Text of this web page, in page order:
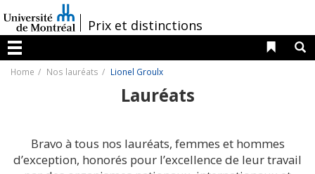
au
contenu
/Prix et distinctions
Menu
Liens
Home Nos lauréats Lionel Groulx
Lauréats
Bravo à tous nos lauréats, femmes et hommes
d’exception, honorés pour l’excellence de leur travail